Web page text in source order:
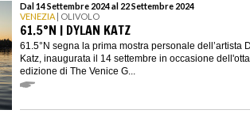
Dal 14 Settembre 2024 al 22 Settembre 2024
VENEZIA | OLIVOLO
61.5°N | DYLAN KATZ
61.5°N segna la prima mostra personale dell’artista
Katz, inaugurata il 14 settembre in occasione
edizione di The Venice G...